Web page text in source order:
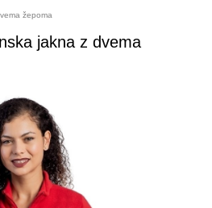
žepoma
jakna z dvema